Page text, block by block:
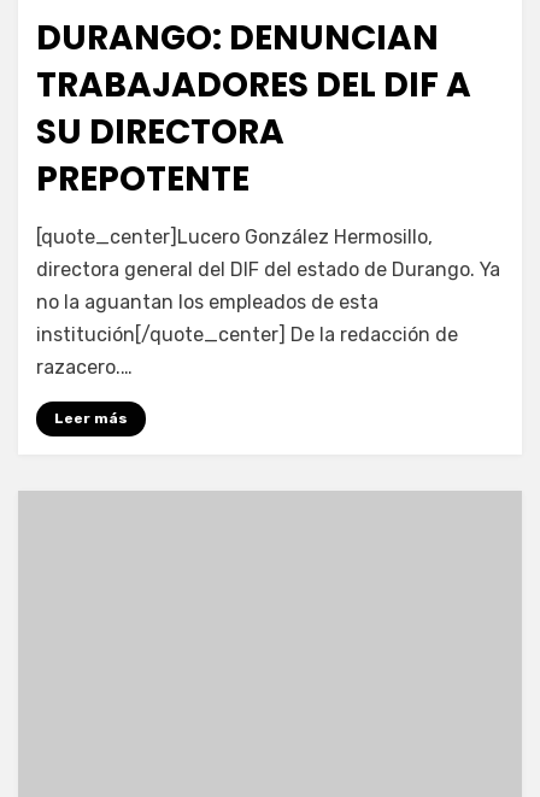
DURANGO: DENUNCIAN
TRABAJADORES DEL DIF A
SU DIRECTORA
PREPOTENTE
por Fernando Miranda Servín
[quote_center]Lucero González Hermosillo,
directora general del DIF del estado de Durango. Ya
no la aguantan los empleados de esta
institución[/quote_center] De la redacción de
razacero.…
Leer más